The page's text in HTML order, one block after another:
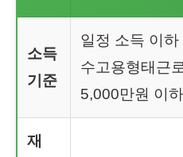
소득
기준
일정 소득 이
수고용형태근
5,000만원 이
재